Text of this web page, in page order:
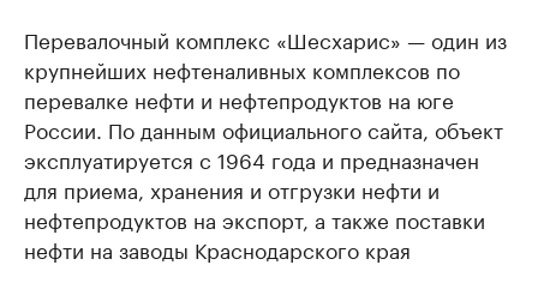
Перевалочный комплекс «Шесхарис» — один из
крупнейших нефтеналивных комплексов по
перевалке нефти и нефтепродуктов на юге
России. По данным официального сайта, объект
эксплуатируется с 1964 года и предназначен
для приема, хранения и отгрузки нефти и
нефтепродуктов на экспорт, а также поставки
нефти на заводы Краснодарского края